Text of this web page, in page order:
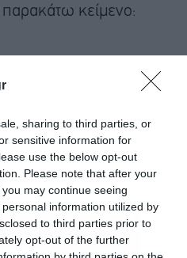
sharing to third parties, or
sensitive information for
use the below opt-out
Please note that after your
may continue seeing
information utilized by
to third parties prior to
opt-out of the further
παρακάτω κείμενο: